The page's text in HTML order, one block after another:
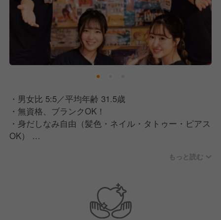
主役の嬉し涙や、幹事さんの「君たちのおかげで最高
の宴会になったよ！」っていう感謝の言葉。その瞬間
が、私たちの最高のガソリンです！
・男女比 5:5／平均年齢 31.5歳
・無資格、ブランクOK！
・身だしなみ自由（髪色・ネイル・タトゥー・ピアス
OK）
イベントや部活動など、交流の場もたくさん！
チームの一体感が自慢です◎
もっと読む